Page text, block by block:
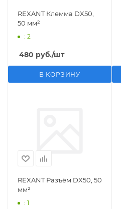
REXANT Клемма DX50,
50 мм²
: 2
480 руб./шт
В КОРЗИНУ
REXANT Разъём DX50, 50
мм²
: 1